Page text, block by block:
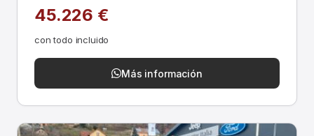
45.226 €
con todo incluido
Más información